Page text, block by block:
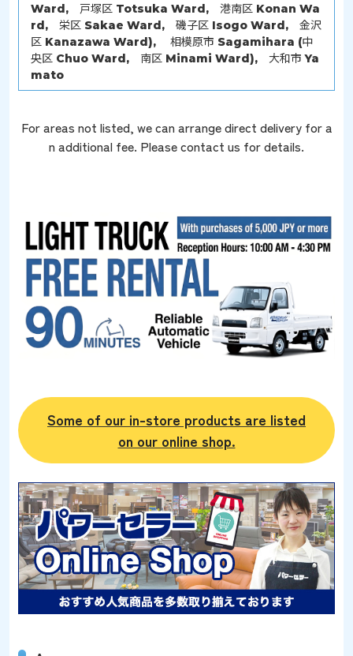
Ward, 戸塚区 Totsuka Ward, 港南区 Konan Wa
rd, 栄区 Sakae Ward, 磯子区 Isogo Ward, 金沢
区 Kanazawa Ward), 相模原市 Sagamihara (中
央区 Chuo Ward, 南区 Minami Ward), 大和市 Ya
mato
For areas not listed, we can arrange direct delivery for a
n additional fee. Please contact us for details.
Some of our in-store products are listed
on our online shop.